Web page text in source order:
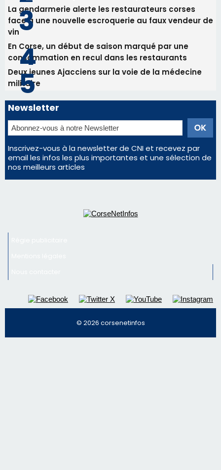
Les plus lus
Satine Nomary est la nouvelle Miss Corse 2026
Éclipse du 12 août : la Corse aux premières loges
d'un spectacle qui ne reviendra pas avant 2081
La gendarmerie alerte les restaurateurs corses
face à une nouvelle escroquerie au faux vendeur de
vin
En Corse, un début de saison marqué par une
consommation en recul dans les restaurants
Deux jeunes Ajacciens sur la voie de la médecine